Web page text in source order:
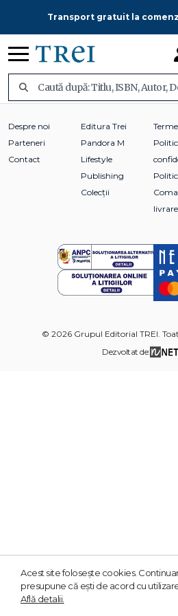
Transport gratuit la
Despre noi
Parteneri
Contact
Editura Trei
Pandora M
Lifestyle
Publishing
Colecții
© 2026 Grupul Editorial TREI.
Dezvoltat de:
Acest site foloseşte cookies.
presupune că eşti de acord cu
Află detalii.